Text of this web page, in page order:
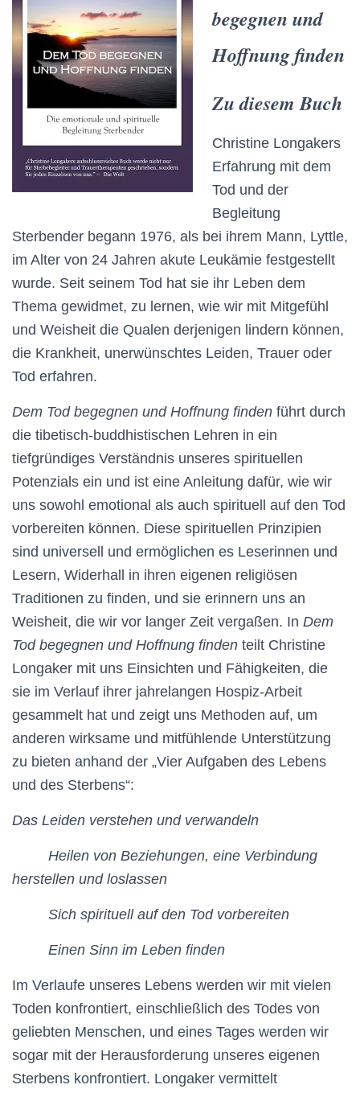
begegnen und
Hoffnung finden
Zu diesem Buch
Christine Longakers
Erfahrung mit dem
Tod und der
Begleitung
Sterbender begann 1976, als bei ihrem Mann, Lyttle,
im Alter von 24 Jahren akute Leukämie festgestellt
wurde. Seit seinem Tod hat sie ihr Leben dem
Thema gewidmet, zu lernen, wie wir mit Mitgefühl
und Weisheit die Qualen derjenigen lindern können,
die Krankheit, unerwünschtes Leiden, Trauer oder
Tod erfahren.
Dem Tod begegnen und Hoffnung finden führt durch
die tibetisch-buddhistischen Lehren in ein
tiefgründiges Verständnis unseres spirituellen
Potenzials ein und ist eine Anleitung dafür, wie wir
uns sowohl emotional als auch spirituell auf den Tod
vorbereiten können. Diese spirituellen Prinzipien
sind universell und ermöglichen es Leserinnen und
Lesern, Widerhall in ihren eigenen religiösen
Traditionen zu finden, und sie erinnern uns an
Weisheit, die wir vor langer Zeit vergaßen. In Dem
Tod begegnen und Hoffnung finden teilt Christine
Longaker mit uns Einsichten und Fähigkeiten, die
sie im Verlauf ihrer jahrelangen Hospiz-Arbeit
gesammelt hat und zeigt uns Methoden auf, um
anderen wirksame und mitfühlende Unterstützung
zu bieten anhand der „Vier Aufgaben des Lebens
und des Sterbens“:
Das Leiden verstehen und verwandeln
Heilen von Beziehungen, eine Verbindung
herstellen und loslassen
Sich spirituell auf den Tod vorbereiten
Einen Sinn im Leben finden
Im Verlaufe unseres Lebens werden wir mit vielen
Toden konfrontiert, einschließlich des Todes von
geliebten Menschen, und eines Tages werden wir
sogar mit der Herausforderung unseres eigenen
Sterbens konfrontiert. Longaker vermittelt